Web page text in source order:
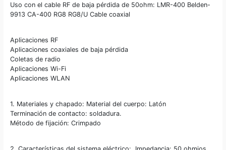
Uso con el cable RF de baja pérdida de 50ohm: LMR-400 Belden-
9913 CA-400 RG8 RG8/U Cable coaxial
Aplicaciones RF
Aplicaciones coaxiales de baja pérdida
Coletas de radio
Aplicaciones Wi-Fi
Aplicaciones WLAN
1. Materiales y chapado: Material del cuerpo: Latón
Terminación de contacto: soldadura.
Método de fijación: Crimpado